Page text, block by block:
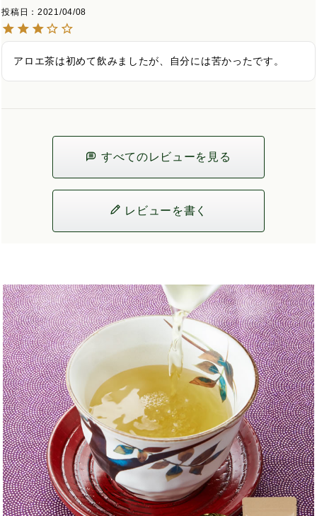
投稿日
2021/04/08
アロエ茶は初めて飲みましたが、自分には苦かったです。
すべてのレビューを見る
レビューを書く